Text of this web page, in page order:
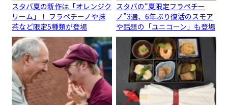
スタバ夏の新作は「オレンジク
リーム」！ フラペチーノや抹
茶など限定5種類が登場
スタバの“夏限定フラペチー
ノ”3選、6年ぶり復活のスモア
や話題の「ユニコーン」も登場